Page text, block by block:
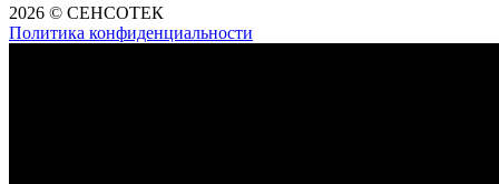
2026 © СЕНСОТЕК
Политика конфиденциальности